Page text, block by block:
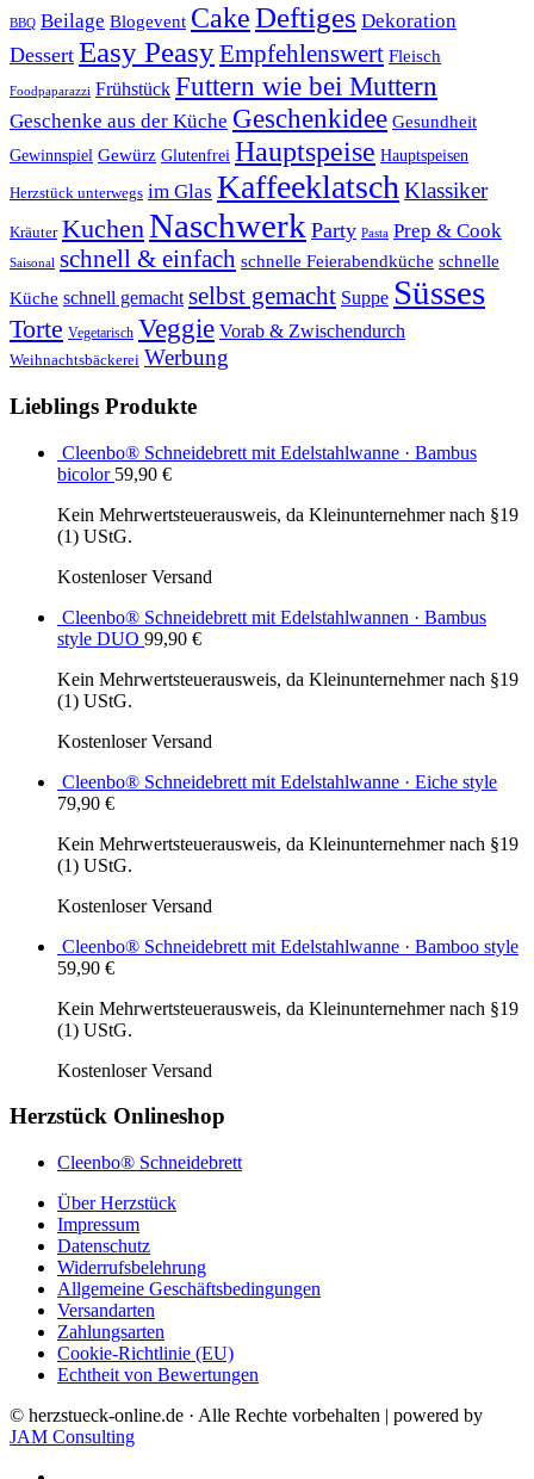
BBQ Beilage Blogevent CakeDeftiges Dekoration
Dessert Easy PeasyEmpfehlenswert Fleisch
Foodpaparazzi Frühstück Futtern wie bei Muttern
Geschenke aus der Küche Geschenkidee Gesundheit
Gewinnspiel Gewürz Glutenfrei Hauptspeise Hauptspeisen
Herzstück unterwegs im Glas Kaffeeklatsch Klassiker
Kräuter KuchenNaschwerk Party Pasta Prep & Cook
Saisonal schnell & einfach schnelle Feierabendküche schnelle
Küche schnell gemacht selbst gemacht Suppe Süsses
Torte Vegetarisch Veggie Vorab & Zwischendurch
Weihnachtsbäckerei Werbung
Lieblings Produkte
Cleenbo® Schneidebrett mit Edelstahlwanne · Bambus
bicolor 59,90 €
Kein Mehrwertsteuerausweis, da Kleinunternehmer nach §19
(1) UStG.
Kostenloser Versand
Cleenbo® Schneidebrett mit Edelstahlwannen · Bambus
style DUO 99,90 €
Kein Mehrwertsteuerausweis, da Kleinunternehmer nach §19
(1) UStG.
Kostenloser Versand
Cleenbo® Schneidebrett mit Edelstahlwanne · Eiche style
79,90 €
Kein Mehrwertsteuerausweis, da Kleinunternehmer nach §19
(1) UStG.
Kostenloser Versand
Cleenbo® Schneidebrett mit Edelstahlwanne · Bamboo style
59,90 €
Kein Mehrwertsteuerausweis, da Kleinunternehmer nach §19
(1) UStG.
Kostenloser Versand
Herzstück Onlineshop
Cleenbo® Schneidebrett
Über Herzstück
Impressum
Datenschutz
Widerrufsbelehrung
Allgemeine Geschäftsbedingungen
Versandarten
Zahlungsarten
Cookie-Richtlinie (EU)
Echtheit von Bewertungen
© herzstueck-online.de · Alle Rechte vorbehalten | powered by
JAM Consulting